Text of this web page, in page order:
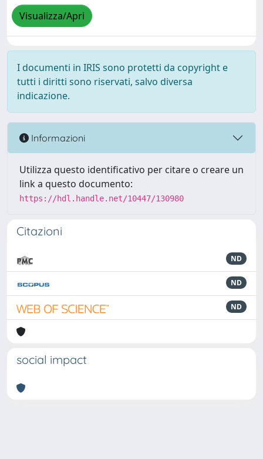
Visualizza/Apri
I documenti in IRIS sono protetti da copyright e
tutti i diritti sono riservati, salvo diversa
indicazione.
Informazioni
Utilizza questo identificativo per citare o creare un
link a questo documento:
https://hdl.handle.net/10447/130980
Citazioni
ND
ND
ND
social impact